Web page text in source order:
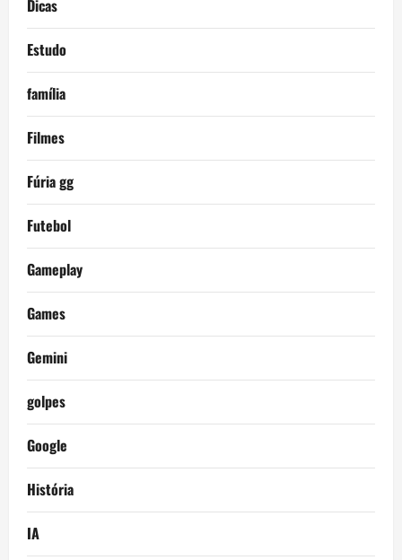
Dicas
Estudo
família
Filmes
Fúria gg
Futebol
Gameplay
Games
Gemini
golpes
Google
História
IA